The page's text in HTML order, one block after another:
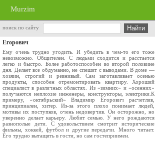
Murzim
поиск по сайту
Егорович
Ему очень трудно угодить. И убедить в чем-то его тоже
невозможно. Общителен. С людьми сходится и расстается
легко и быстро. Более работоспособен во второй половине
дня. Делает все обдуманно, не спешит с выводами. В доме —
хозяин, строгий и ревнивый. Сам заготавливает осенью
продукты, способен отремонтировать квартиру. Хороший
специалист в различных областях. Из «зимних» и «осенних»
получаются неплохие инженеры, конструкторы, электрики.К
примеру, «октябрьский» Владимир Егорович расчетлив,
принципиален, хитер. Из-за этого плохо понимает людей,
мотивы их поступков, очень недоверчив. Он осторожно, но
уверенно делает карьеру. Любит семью. У него рождаются
разнополые дети. С удовольствием смотрит исторические
фильмы, хоккей, футбол и другие передачи. Много читает.
Его трудно вытащить в гости, но сам гостеприимен.